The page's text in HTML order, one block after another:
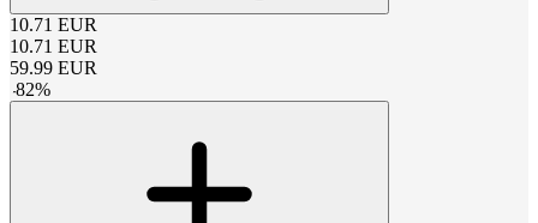
10.71 EUR
10.71 EUR
59.99 EUR
-82%